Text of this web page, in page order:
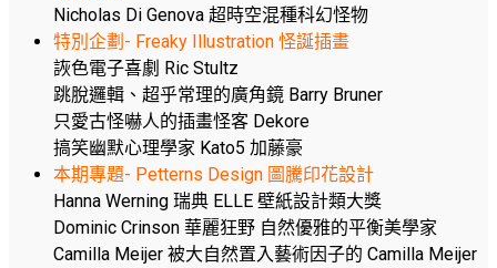
Nicholas Di Genova 超時空混種科幻怪物
特別企劃- Freaky Illustration 怪誕插畫
詼色電子喜劇 Ric Stultz
跳脫邏輯、超乎常理的廣角鏡 Barry Bruner
只愛古怪嚇人的插畫怪客 Dekore
搞笑幽默心理學家 Kato5 加藤豪
本期專題- Petterns Design 圖騰印花設計
Hanna Werning 瑞典 ELLE 壁紙設計類大獎
Dominic Crinson 華麗狂野 自然優雅的平衡美學家
Camilla Meijer 被大自然置入藝術因子的 Camilla Meijer